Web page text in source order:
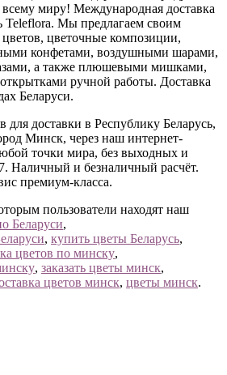
миру! Международная доставка
Teleflora. Мы предлагаем своим
цветочные композиции,
конфетами, воздушными шарами,
а также плюшевыми мишками,
ручной работы. Доставка
Беларуси.
для доставки в Республику Беларусь,
Минск, через наш интернет-
точки мира, без выходных и
Наличный и безналичный расчёт.
премиум-класса.
пользователи находят наш
Беларуси,
, купить цветы Беларусь,
цветов по минску,
, заказать цветы минск,
цветов минск, цветы минск.